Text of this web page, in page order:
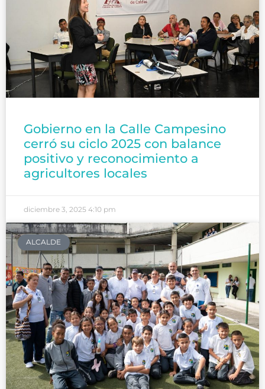
Gobierno en la Calle Campesino
cerró su ciclo 2025 con balance
positivo y reconocimiento a
agricultores locales
diciembre 3, 2025 4:10 pm
ALCALDE